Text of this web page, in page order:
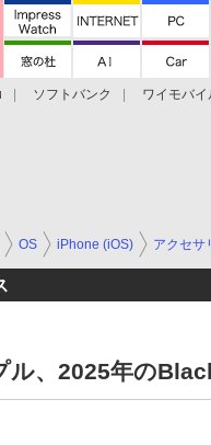
ソフトバンク ワイモバイ
OS iPhone (iOS) アクセサ
ル、2025年の